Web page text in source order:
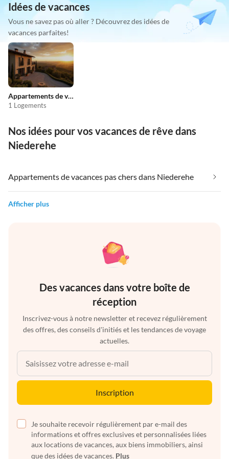
Idées de vacances
Vous ne savez pas où aller ? Découvrez des idées de
vacances parfaites!
Appartements de vacances pas chers
1 Logements
Nos idées pour vos vacances de rêve dans
Niederehe
Appartements de vacances pas chers dans Niederehe
Afficher plus
Des vacances dans votre boîte de
réception
Inscrivez-vous à notre newsletter et recevez régulièrement
des offres, des conseils d'initiés et les tendances de voyage
actuelles.
Inscription
Je souhaite recevoir régulièrement par e-mail des
informations et offres exclusives et personnalisées liées
aux locations de vacances, aux biens immobiliers, ainsi
que des idées de vacances. Plus